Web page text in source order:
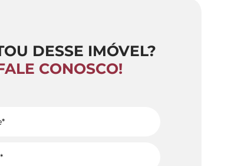
DESSE IMÓVEL?
CONOSCO!